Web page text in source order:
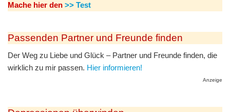
Mache hier den >> Test
Passenden Partner und Freunde finden
Der Weg zu Liebe und Glück – Partner und Freunde finden, die
wirklich zu mir passen. Hier informieren!
Anzeige